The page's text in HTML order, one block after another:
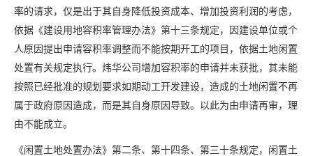
率的请求，仅是出于其自身降低投资成本、增加投资利润的考虑，
依据《建设用地容积率管理办法》第十三条规定，因建设单位或个
人原因提出申请容积率调整而不能按期开工的项目，依据土地闲置
处置有关规定执行。炜华公司增加容积率的申请并未获批，其未能
按照已经批准的规划要求如期动工开发建设，造成的土地闲置不再
属于政府原因造成，而是其自身原因导致。以此为由申请再审，理
由不能成立。
《闲置土地处置办法》第二条、第十四条、第三十条规定，闲置土